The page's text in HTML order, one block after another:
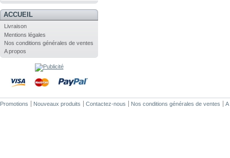
ACCUEIL
Livraison
Mentions légales
Nos conditions générales de ventes
A propos
Promotions Nouveaux produits Contactez-nous Nos conditions générales de ventes A